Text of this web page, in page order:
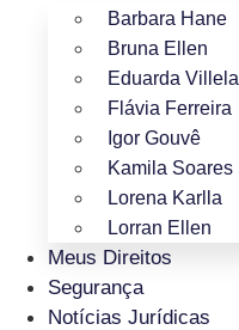
Barbara Hane
Bruna Ellen
Eduarda Villela
Flávia Ferreira
Igor Gouvê
Kamila Soares
Lorena Karlla
Lorran Ellen
Meus Direitos
Segurança
Notícias Jurídicas